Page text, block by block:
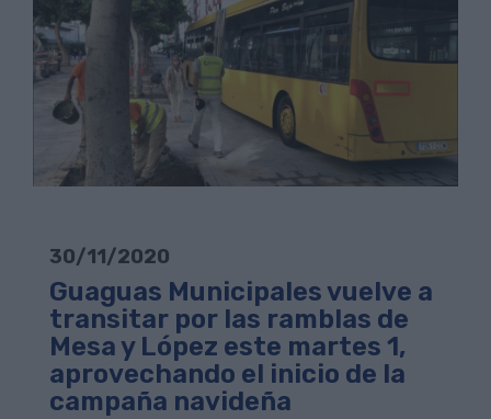
30/11/2020
Guaguas Municipales vuelve a
transitar por las ramblas de
Mesa y López este martes 1,
aprovechando el inicio de la
campaña navideña